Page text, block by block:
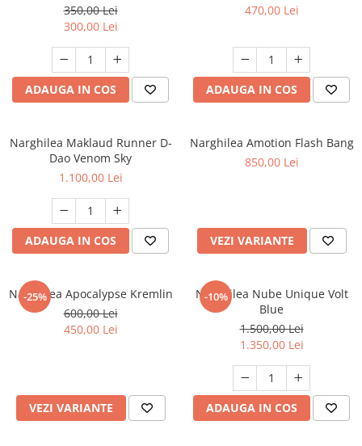
350,00 Lei
300,00 Lei
ADAUGA IN COS
470,00 Lei
ADAUGA IN COS
Narghilea Maklaud Runner D-
Dao Venom Sky
1.100,00 Lei
ADAUGA IN COS
Narghilea Amotion Flash Bang
850,00 Lei
VEZI VARIANTE
-25%
Narghilea Apocalypse Kremlin
600,00 Lei
450,00 Lei
VEZI VARIANTE
-10%
Narghilea Nube Unique Volt
Blue
1.500,00 Lei
1.350,00 Lei
ADAUGA IN COS